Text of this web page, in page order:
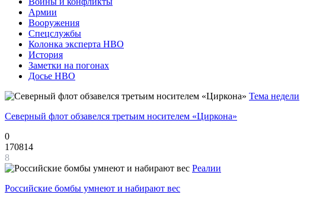
Армии
Вооружения
Спецслужбы
Колонка эксперта НВО
История
Заметки на погонах
Досье НВО
Тема недели
Северный флот обзавелся третьим носителем «Циркона»
0
170814
8
Реалии
Российские бомбы умнеют и набирают вес